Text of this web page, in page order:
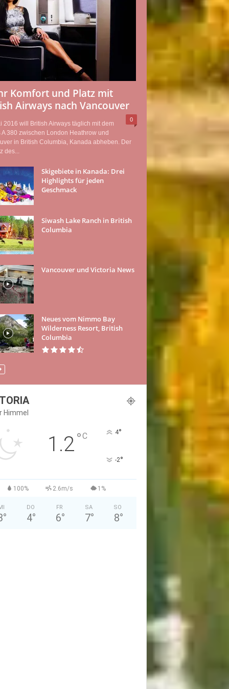
Komfort und Platz mit
Airways nach Vancouver
0
2016 will British Airways täglich mit dem
A 380 zwischen London Heathrow und
in British Columbia, Kanada abheben. Der
des...
Skigebiete in Kanada: Drei
Highlights für jeden
Geschmack
Siwash Lake Ranch in British
Columbia
Vancouver und Victoria News
Neues vom Nimmo Bay
Wilderness Resort, British
Columbia
Himmel
1.2°C 4°
-2°
100% 2.6m/s 1%
°
DO
4°
FR
6°
SA
7°
SO
8°